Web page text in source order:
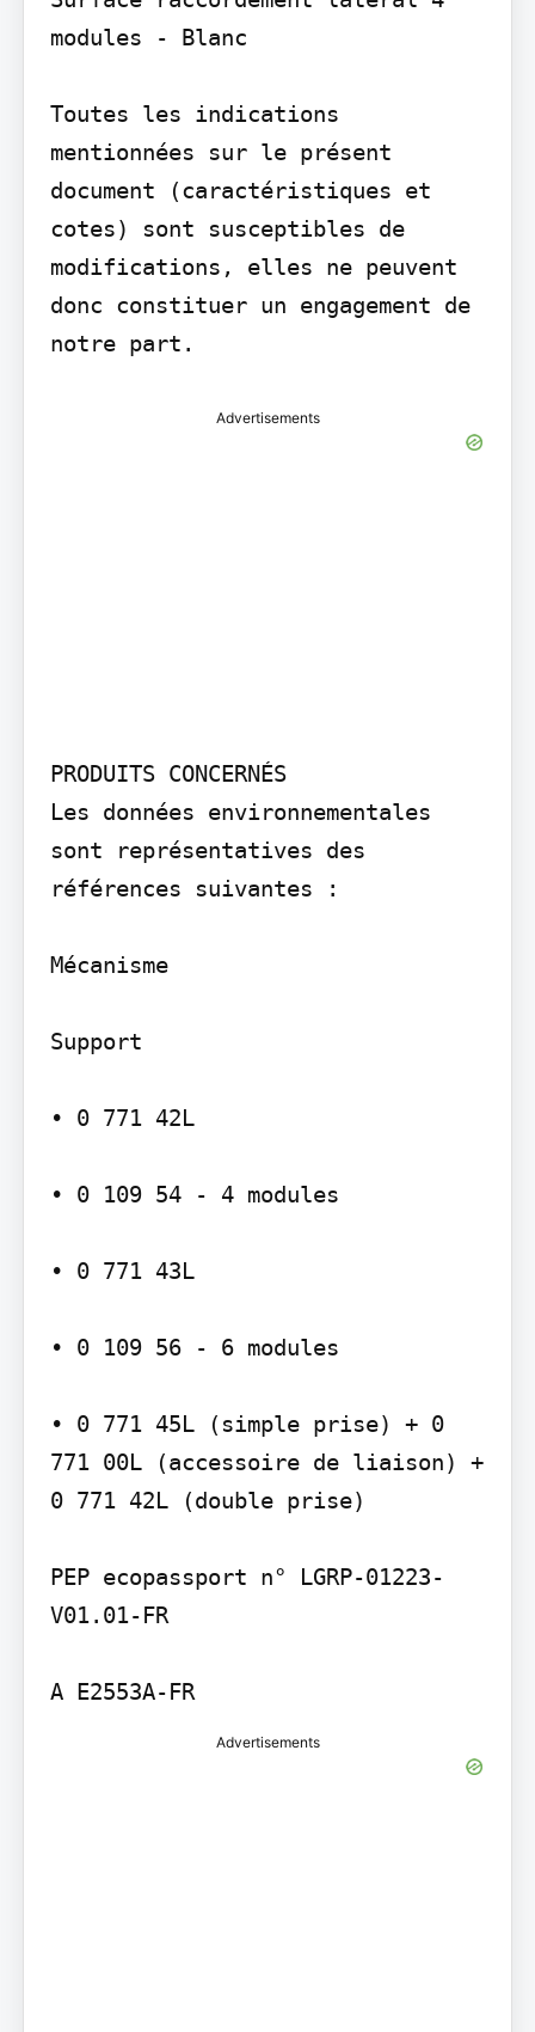
modules - Blanc
Toutes les indications
mentionnées sur le présent
document (caractéristiques et
cotes) sont susceptibles de
modifications, elles ne peuvent
donc constituer un engagement de
Advertisements
PRODUITS CONCERNÉS
Les données environnementales
sont représentatives des
références suivantes :
Mécanisme
Support
• 0 771 42L
• 0 109 54 - 4 modules
• 0 771 43L
• 0 109 56 - 6 modules
• 0 771 45L (simple prise) + 0
771 00L (accessoire de liaison) +
0 771 42L (double prise)
PEP ecopassport n° LGRP-01223-
V01.01-FR
A E2553A-FR
Advertisements